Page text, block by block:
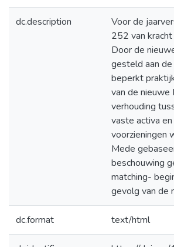
dc.description
Voor de
252 van
Door de
gesteld aan
beperkt
van de
verhouding
vaste activa
voorzieningen
Mede
beschouwing
matching-
gevolg van de
dc.format text/html